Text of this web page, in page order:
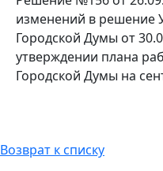
изменений в решение
Городской Думы от
утверждении плана
Городской Думы на
Возврат к списку